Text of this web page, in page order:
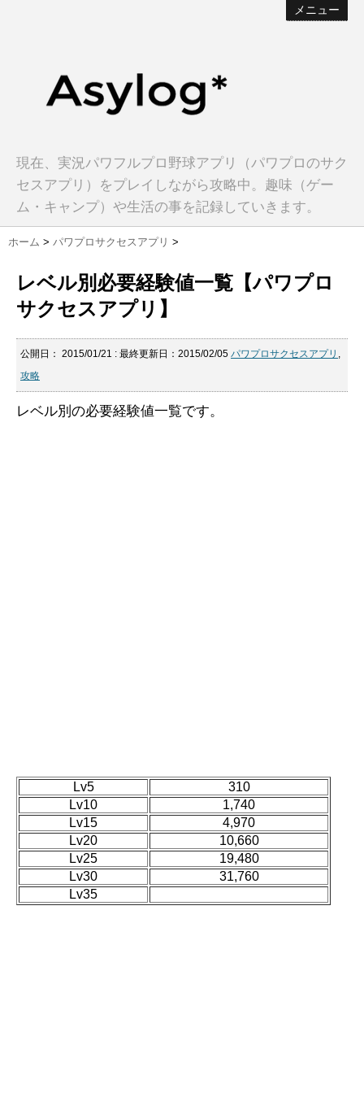
メニュー
現在、実況パワフルプロ野球アプリ（パワプロのサク
セスアプリ）をプレイしながら攻略中。趣味（ゲー
ム・キャンプ）や生活の事を記録していきます。
ホーム > パワプロサクセスアプリ >
レベル別必要経験値一覧【パワプロ
サクセスアプリ】
公開日： 2015/01/21 : 最終更新日：2015/02/05 パワプロサクセスアプリ ,
攻略
レベル別の必要経験値一覧です。
Lv5
310
Lv10
1,740
Lv15
4,970
Lv20
10,660
Lv25
19,480
Lv30
31,760
Lv35